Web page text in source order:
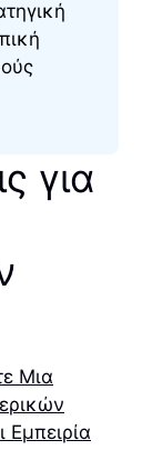
για
Μια
Εμπειρία